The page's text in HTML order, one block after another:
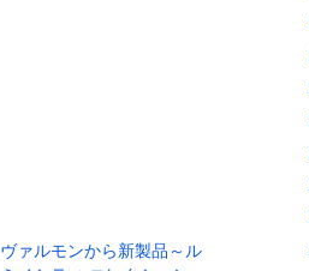
ヴァルモンから新製品～ル